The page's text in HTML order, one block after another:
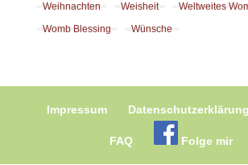
Weihnachten
Weisheit
Weltweites
Womb Blessing
Wünsche
Impressum Datenschutzerklärung
FAQ Folge mir